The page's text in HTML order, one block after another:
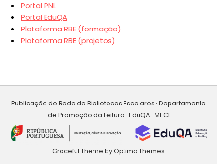
Portal PNL
Portal EduQA
Plataforma RBE (formação)
Plataforma RBE (projetos)
Publicação de Rede de Bibliotecas Escolares · Departamento
de Promoção da Leitura · EduQA · MECI
Graceful Theme byOptima Themes